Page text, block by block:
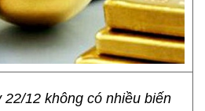
22/12 không có nhiều biến